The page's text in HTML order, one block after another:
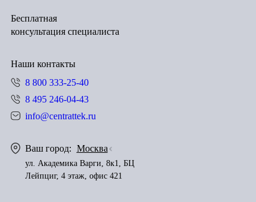
Бесплатная
консультация специалиста
Наши контакты
8 800 333-25-40
8 495 246-04-43
info@centrattek.ru
Ваш город: Москва
ул. Академика Варги, 8к1, БЦ
Лейпциг, 4 этаж, офис 421